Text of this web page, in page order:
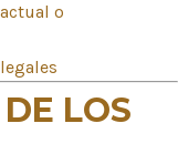
o
LOS